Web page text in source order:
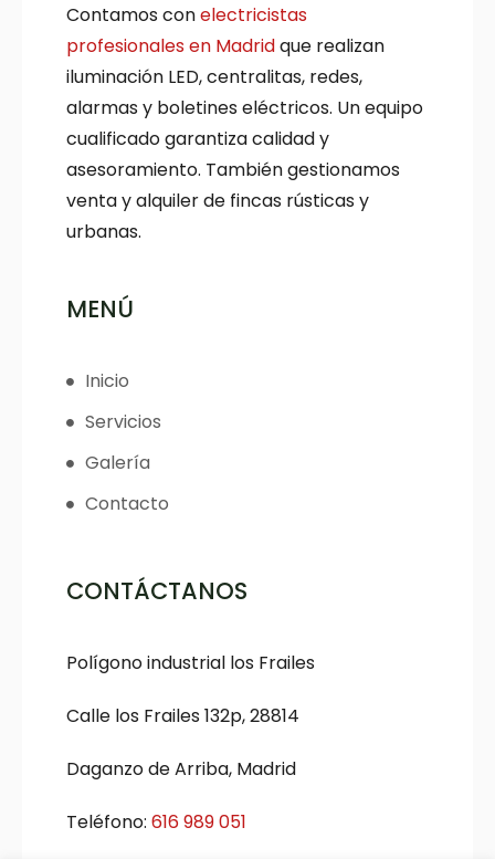
Contamos conelectricistas
profesionales en Madridque realizan
iluminación LED, centralitas, redes,
alarmas y boletines eléctricos. Un equipo
cualificado garantiza calidad y
asesoramiento. También gestionamos
venta y alquiler de fincas rústicas y
urbanas.
MENÚ
Inicio
Servicios
Galería
Contacto
CONTÁCTANOS
Polígono industrial los Frailes
Calle los Frailes 132p, 28814
Daganzo de Arriba, Madrid
Teléfono: 616 989 051